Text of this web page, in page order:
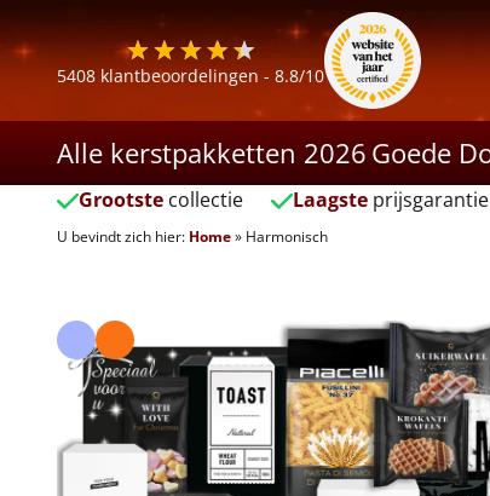
5408 klantbeoordelingen - 8.8/10
Alle kerstpakketten 2026 Goede
Grootste collectie Laagsteprijsgarantie
U bevindt zich hier: Home» Harmonisch